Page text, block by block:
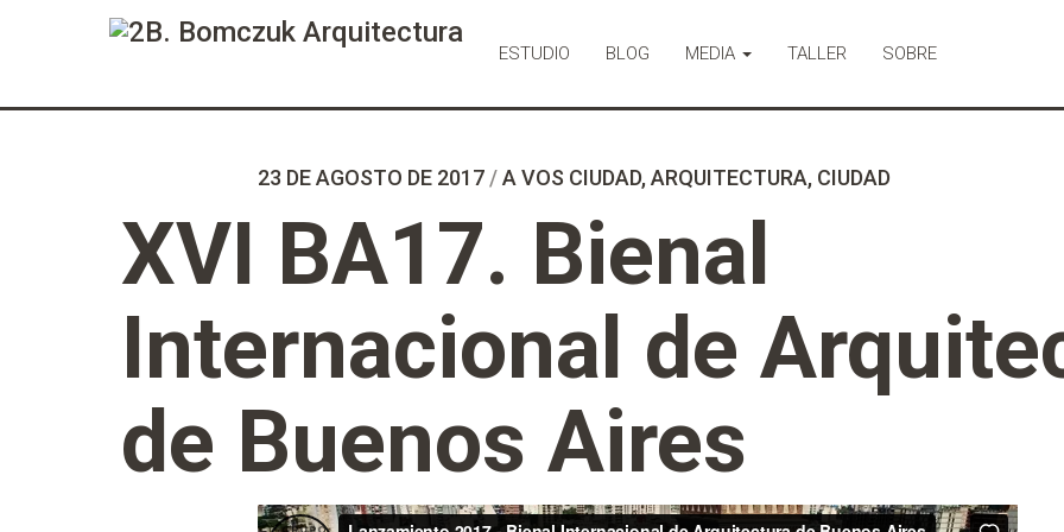
ESTUDIO BLOG MEDIA TALLER SOBRE
23 DE AGOSTO DE 2017/A VOS CIUDAD,ARQUITECTURA, CIUDAD
XVI BA17. Bienal
Internacional de
de Buenos Aires